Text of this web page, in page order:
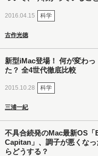
2016.04.15 科学
古作光徳
新型iMac登場！ 何が変わっ
た？ 全4世代徹底比較
2015.10.28 科学
三浦一紀
不具合続発のMac最新OS「
Capitan」、調子が悪くなっ
らどうする？